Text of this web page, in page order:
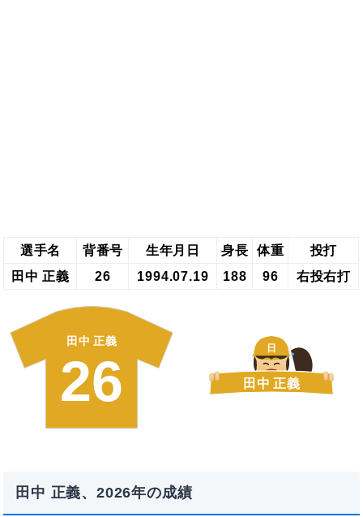
選手名 背番号 生年月日 身長 体重
投打
田中 正義
26 1994.07.19 188 96 右投右打
田中 正義
26
日
田中 正義
田中 正義、2026年の成績